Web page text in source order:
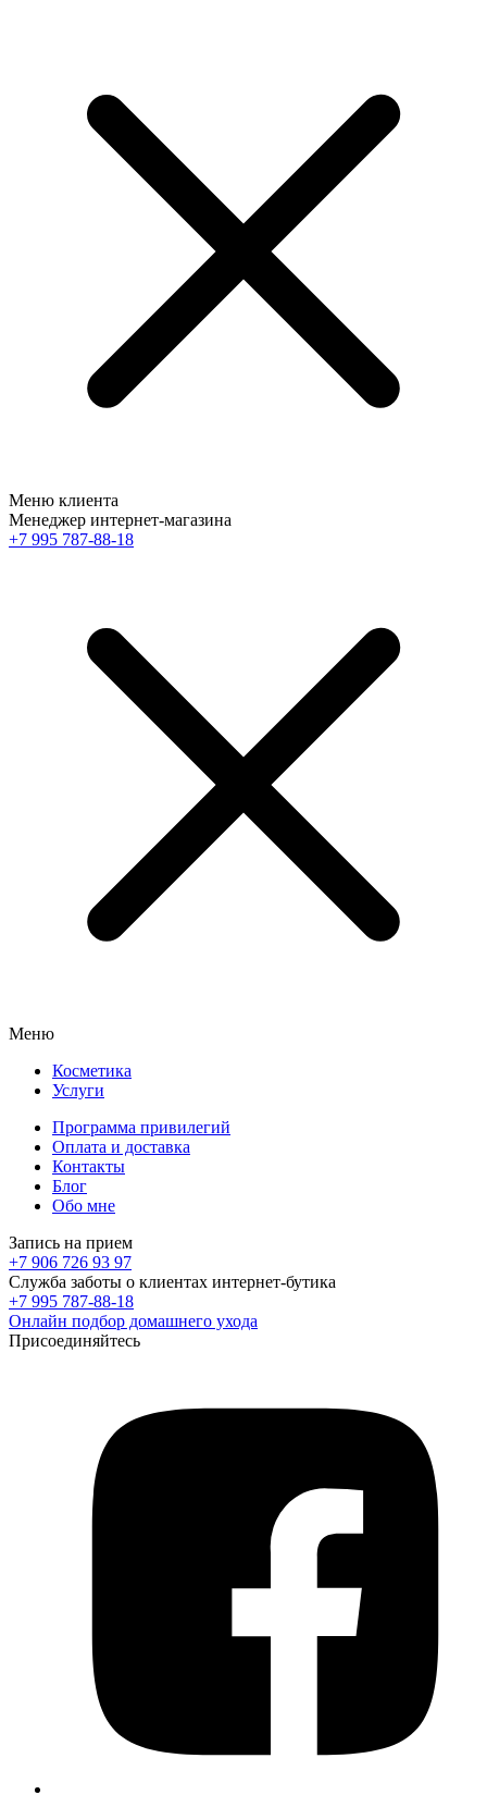
Меню клиента
Менеджер интернет-магазина
+7 995 787-88-18
Меню
Косметика
Услуги
Программа привилегий
Оплата и доставка
Контакты
Блог
Обо мне
Запись на прием
+7 906 726 93 97
Служба заботы о клиентах интернет-бутика
+7 995 787-88-18
Онлайн подбор домашнего ухода
Присоединяйтесь